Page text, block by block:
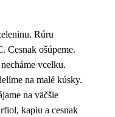
Rúru
Cesnak ošúpeme.
vcelku.
na malé kúsky.
na väčšie
kapiu a cesnak